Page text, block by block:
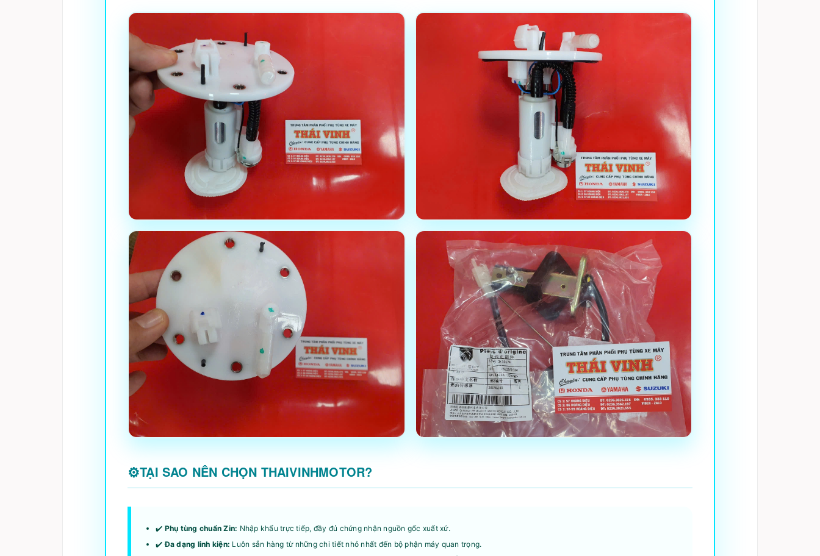
TẠI SAO NÊN CHỌN THAIVINHMOTOR?
✔️ Phụ tùng chuẩn Zin: Nhập khẩu trực tiếp, đầy đủ chứng nhận nguồn gốc xuất xứ.
✔️Đa dạng linh kiện: Luôn sẵn hàng từ những chi tiết nhỏ nhất đến bộ phận máy quan trọng.